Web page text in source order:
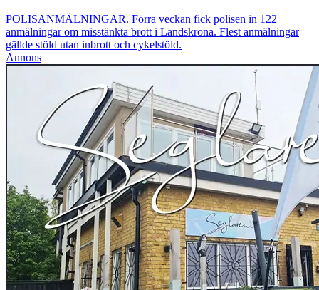
POLISANMÄLNINGAR. Förra veckan fick polisen in 122
anmälningar om misstänkta brott i Landskrona. Flest anmälningar
gällde stöld utan inbrott och cykelstöld.
Annons